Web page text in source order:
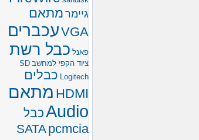
גיימר מתאם
VGAעכברים
פאנל כבל רשת
ציוד הקפי למחשב SD
Logitech כבלים
HDMI מתאם
Audioכבל
SATApcmcia